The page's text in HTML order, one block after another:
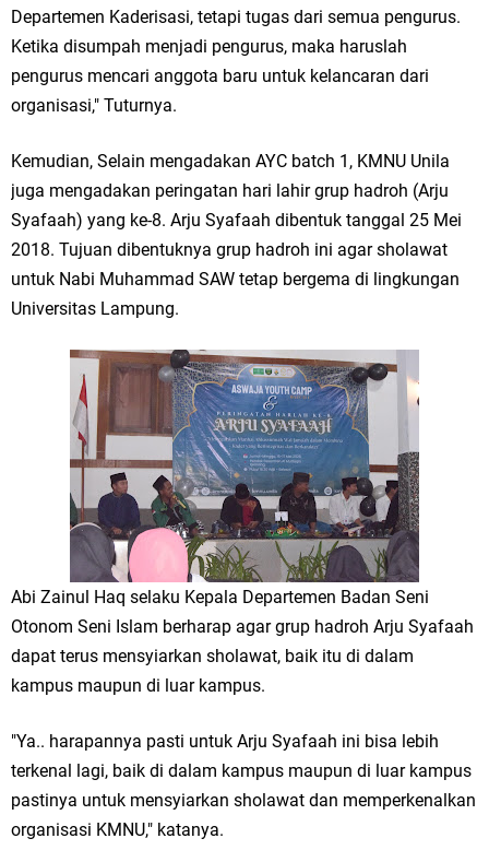
Departemen Kaderisasi, tetapi tugas dari semua pengurus.
Ketika disumpah menjadi pengurus, maka haruslah
pengurus mencari anggota baru untuk kelancaran dari
organisasi," Tuturnya.
Kemudian, Selain mengadakan AYC batch 1, KMNU Unila
juga mengadakan peringatan hari lahir grup hadroh (Arju
Syafaah) yang ke-8. Arju Syafaah dibentuk tanggal 25 Mei
2018. Tujuan dibentuknya grup hadroh ini agar sholawat
untuk Nabi Muhammad SAW tetap bergema di lingkungan
Universitas Lampung.
Abi Zainul Haq selaku Kepala Departemen Badan Seni
Otonom Seni Islam berharap agar grup hadroh Arju Syafaah
dapat terus mensyiarkan sholawat, baik itu di dalam
kampus maupun di luar kampus.
"Ya.. harapannya pasti untuk Arju Syafaah ini bisa lebih
terkenal lagi, baik di dalam kampus maupun di luar kampus
pastinya untuk mensyiarkan sholawat dan memperkenalkan
organisasi KMNU," katanya.